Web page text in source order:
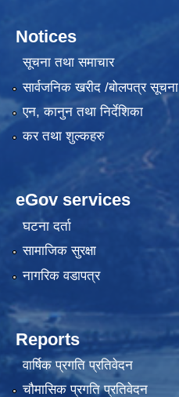
Notices
सूचना तथा समाचार
सार्वजनिक खरीद /बोलपत्र सूचना
एन, कानुन तथा निर्देशिका
कर तथा शुल्कहरु
eGov services
घटना दर्ता
सामाजिक सुरक्षा
नागरिक वडापत्र
Reports
वार्षिक प्रगति प्रतिवेदन
चौमासिक प्रगति प्रतिवेदन